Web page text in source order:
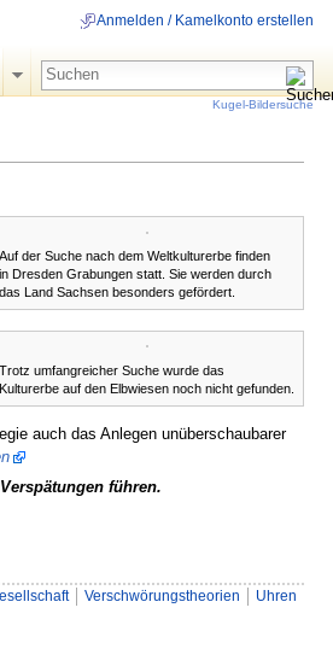
Auf der Suche nach dem Weltkulturerbe finden
in Dresden Grabungen statt. Sie werden durch
das Land Sachsen besonders gefördert.
Trotz umfangreicher Suche wurde das
Kulturerbe auf den Elbwiesen noch nicht gefunden.
auch das Anlegen unüberschaubarer
führen.
Verschwörungstheorien Uhren
Anmelden / Kamelkonto erstellen
Kugel-Bildersuche